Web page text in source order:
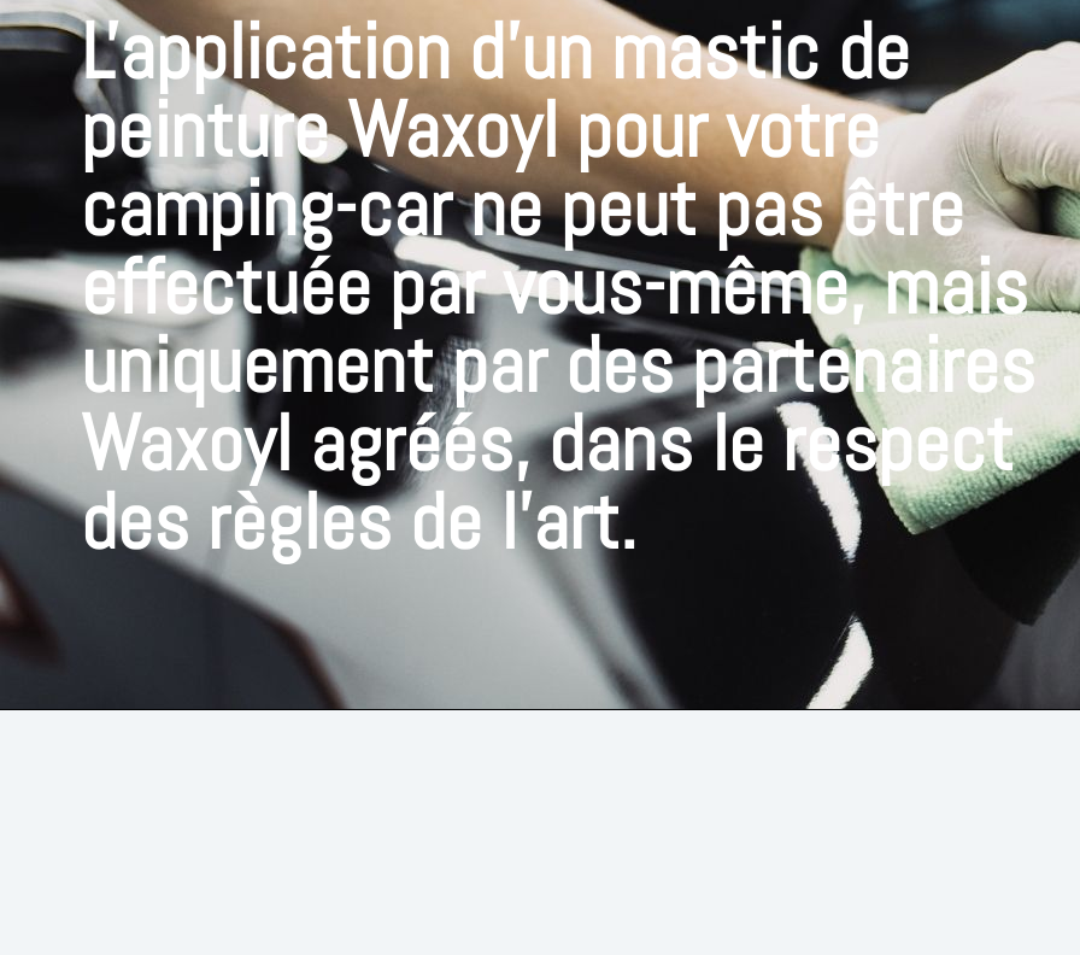
L'application d'un mastic de
peinture Waxoyl pour votre
camping-car ne peut pas être
effectuée par vous-même, mais
uniquement par des partenaires
Waxoyl agréés, dans le respect
des règles de l'art.